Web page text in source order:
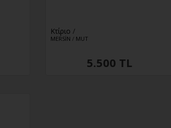
Κτίριο /
MERSİN / MUT
5.500 TL